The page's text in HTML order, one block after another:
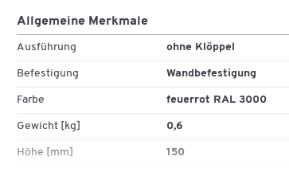
Allgemeine Merkmale
Ausführung ohne Klöppel
Befestigung Wandbefestigung
Farbe feuerrot RAL 3000
Gewicht [kg] 0,6
Höhe [mm] 150